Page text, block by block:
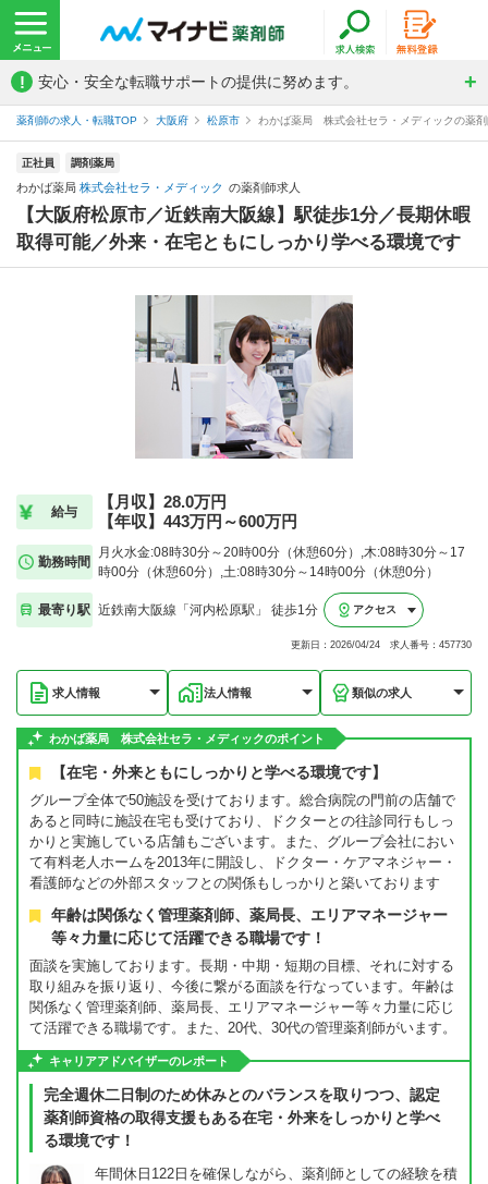
! 安心・安全な転職サポートの提供に努めます。
薬剤師の求人・転職TOP 大阪府 松原市 わかば薬局 株式会社セラ・メディックの薬
正社員 調剤薬局
わかば薬局 株式会社セラ・メディック の薬剤師求人
【大阪府松原市／近鉄南大阪線】駅徒歩1分／長期休暇
取得可能／外来・在宅ともにしっかり学べる環境です
給与
【月収】28.0万円
【年収】443万円～600万円
勤務時間
月火水金:08時30分～20時00分（休憩60分）,木:08時30分～17
時00分（休憩60分）,土:08時30分～14時00分（休憩0分）
最寄り駅 近鉄南大阪線「河内松原駅」 徒歩1分 アクセス
更新日：2026/04/24 求人番号：457730
求人情報 法人情報 類似の求人
わかば薬局 株式会社セラ・メディックのポイント
【在宅・外来ともにしっかりと学べる環境です】
グループ全体で50施設を受けております。総合病院の門前の店舗で
あると同時に施設在宅も受けており、ドクターとの往診同行もしっ
かりと実施している店舗もございます。また、グループ会社におい
て有料老人ホームを2013年に開設し、ドクター・ケアマネジャー・
看護師などの外部スタッフとの関係もしっかりと築いております
年齢は関係なく管理薬剤師、薬局長、エリアマネージャー
等々力量に応じて活躍できる職場です！
面談を実施しております。長期・中期・短期の目標、それに対する
取り組みを振り返り、今後に繋がる面談を行なっています。年齢は
関係なく管理薬剤師、薬局長、エリアマネージャー等々力量に応じ
て活躍できる職場です。また、20代、30代の管理薬剤師がいます。
キャリアアドバイザーのレポート
完全週休二日制のため休みとのバランスを取りつつ、認定
薬剤師資格の取得支援もある在宅・外来をしっかりと学べ
る環境です！
年間休日122日を確保しながら、薬剤師としての経験を積